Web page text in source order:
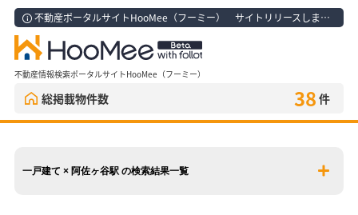
不動産ポータルサイトHooMee（フーミー） サイトリリースしました！
不動産情報検索ポータルサイトHooMee（フーミー）
総掲載物件数 38 件
一戸建て × 阿佐ヶ谷駅 の検索結果一覧